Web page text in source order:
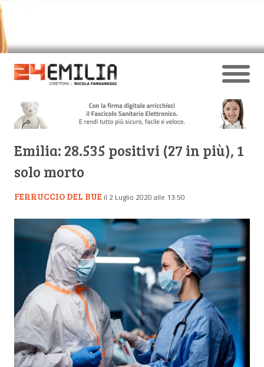
Emilia: 28.535 positivi (27 in più), 1
solo morto
FERRUCCIO DEL BUE il 2 Luglio 2020 alle 13:50